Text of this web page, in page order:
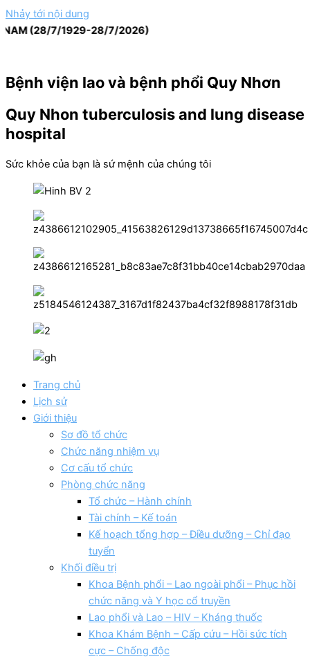
Nhảy tới nội dung
(28/7/1929-28/7/2026)
Bệnh viện lao và bệnh phổi Quy Nhơn
Quy Nhon tuberculosis and lung disease
hospital
Sức khỏe của bạn là sứ mệnh của chúng tôi
Trang chủ
Lịch sử
Giới thiệu
Sơ đồ tổ chức
Chức năng nhiệm vụ
Cơ cấu tổ chức
Phòng chức năng
Tổ chức – Hành chính
Tài chính – Kế toán
Kế hoạch tổng hợp – Điều dưỡng – Chỉ đạo
tuyển
Khối điều trị
Khoa Bệnh phổi – Lao ngoài phổi – Phục hồi
chức năng và Y học cổ truyền
Lao phổi và Lao – HIV – Kháng thuốc
Khoa Khám Bệnh – Cấp cứu – Hồi sức tích
cực – Chống độc